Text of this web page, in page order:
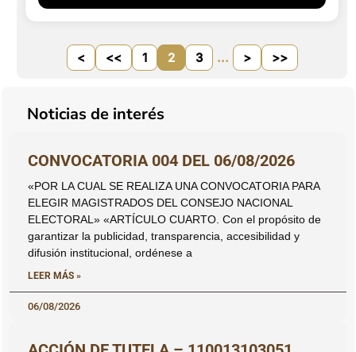
CONVOCATORIA 004 DEL 06/08/2026
«POR LA CUAL SE REALIZA UNA CONVOCATORIA PARA
ELEGIR MAGISTRADOS DEL CONSEJO NACIONAL
ELECTORAL» «ARTÍCULO CUARTO. Con el propósito de
garantizar la publicidad, transparencia, accesibilidad y
difusión institucional, ordénese a
LEER MÁS »
06/08/2026
Noticias de interés
< << 1 2 3 ... > >>